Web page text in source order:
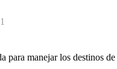
para manejar los destinos